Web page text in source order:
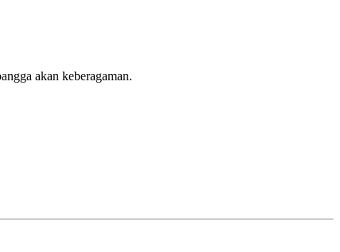
akan keberagaman.